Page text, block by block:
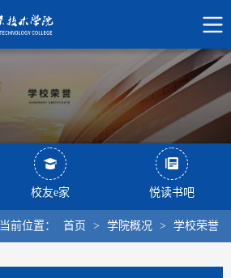
校友e家 悦读书吧
当前位置： 首页 > 学院概况 > 学校荣誉